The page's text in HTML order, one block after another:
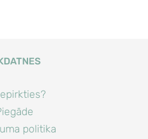
politika